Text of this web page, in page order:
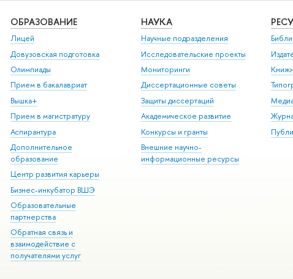
ОБРАЗОВАНИЕ
Лицей
Довузовская подготовка
Олимпиады
Прием в бакалавриат
Вышка+
Прием в магистратуру
Аспирантура
Дополнительное
образование
Центр развития карьеры
Бизнес-инкубатор ВШЭ
Образовательные
партнерства
Обратная связь и
взаимодействие с
получателями услуг
НАУКА
Научные подразделения
Исследовательские проекты
Мониторинги
Диссертационные советы
Защиты диссертаций
Академическое развитие
Конкурсы и гранты
Внешние научно-
информационные ресурсы